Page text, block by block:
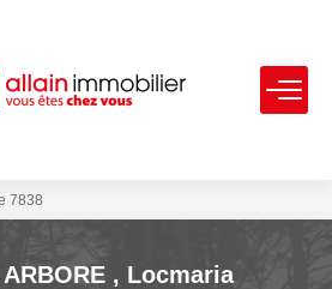
LOCATIONS
ESTIMATION
7838
, Locmaria